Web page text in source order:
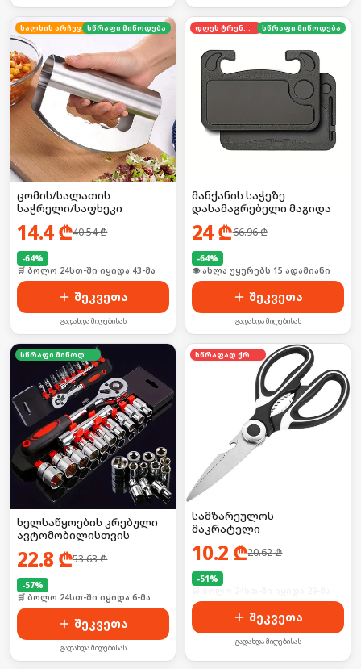
ხალხის არჩევანისწრაფი მიწოდება
ცომის/სალათის
საჭრელი/საფხეკი
14.4₾40.54₾
-64%
🛒 ბოლო 24სთ-ში იყიდა 43-მა
შეკვეთა
გადახდა მიღებისას
სწრაფი მიწოდება
მანქანის საჭეზე
დასამაგრებელი მაგიდა
24₾66.96₾
-64%
🛒 ბოლო 24სთ-ში იყიდა 20-მა
შეკვეთა
გადახდა მიღებისას
ხელსაწყოების კრებული
ავტომობილისთვის
22.8 ₾53.63₾
-57%
🛒 ბოლო 24სთ-ში იყიდა 6-მა
შეკვეთა
გადახდა მიღებისას
სამზარეულოს
მაკრატელი
10.2 ₾20.62₾
-51%
შეკვეთა
გადახდა მიღებისას